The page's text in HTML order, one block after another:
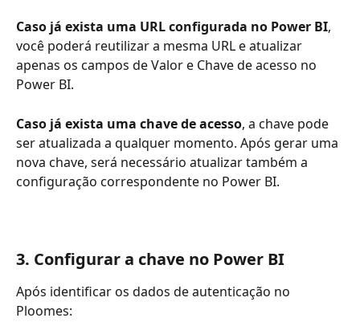
Caso já exista uma URL configurada no Power BI,
você poderá reutilizar a mesma URL e atualizar
apenas os campos de Valor e Chave de acesso no
Power BI.
Caso já exista uma chave de acesso, a chave pode
ser atualizada a qualquer momento. Após gerar uma
nova chave, será necessário atualizar também a
configuração correspondente no Power BI.
3. Configurar a chave no Power BI
Após identificar os dados de autenticação no
Ploomes: